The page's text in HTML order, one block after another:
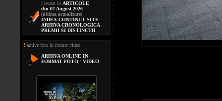
! recent in ARTICOLE
din 07 August 2026
(ultima actualizare)
INDEX CONTINUT SITE
ARHIVA CRONOLOGICA
PREMII SI DISTINCTII
! arhive foto in format video
ARHIVA ONLINE IN
FORMAT FOTO - VIDEO